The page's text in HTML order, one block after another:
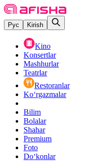
Рус Kirish
Kino
Konsertlar
Mashhurlar
Teatrlar
Restoranlar
Ko‘rgazmalar
Bilim
Bolalar
Shahar
Premium
Foto
Do‘konlar